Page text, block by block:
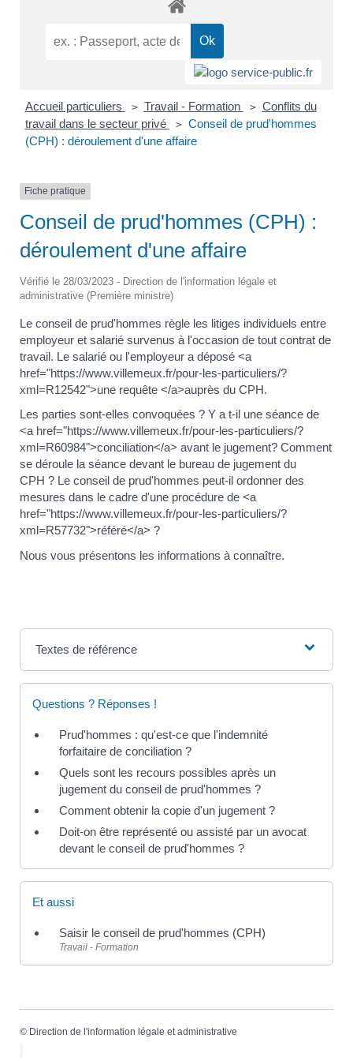
Accueil particuliers > Travail - Formation > Conflits du
travail dans le secteur privé
> Conseil de prud'hommes
(CPH) : déroulement d'une affaire
Fiche pratique
Conseil de prud'hommes (CPH) :
déroulement d'une affaire
Vérifié le 28/03/2023 - Direction de l'information légale et
administrative (Première ministre)
Le conseil de prud'hommes règle les litiges individuels entre
employeur et salarié survenus à l'occasion de tout contrat de
travail. Le salarié ou l'employeur a déposé <a
href="https://www.villemeux.fr/pour-les-particuliers/?
xml=R12542">une requête </a>auprès du CPH.
Les parties sont-elles convoquées ? Y a t-il une séance de
<a href="https://www.villemeux.fr/pour-les-particuliers/?
xml=R60984">conciliation</a> avant le jugement? Comment
se déroule la séance devant le bureau de jugement du
CPH ? Le conseil de prud'hommes peut-il ordonner des
mesures dans le cadre d'une procédure de <a
href="https://www.villemeux.fr/pour-les-particuliers/?
xml=R57732">référé</a> ?
Nous vous présentons les informations à connaître.
Textes de référence
Questions ? Réponses !
Prud'hommes : qu'est-ce que l'indemnité
forfaitaire de conciliation ?
Quels sont les recours possibles après un
jugement du conseil de prud'hommes ?
Comment obtenir la copie d'un jugement ?
Doit-on être représenté ou assisté par un avocat
devant le conseil de prud'hommes ?
Et aussi
Saisir le conseil de prud'hommes (CPH)
Travail - Formation
© Direction de l'information légale et administrative